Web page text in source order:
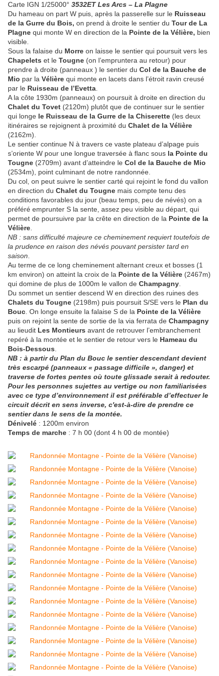
Carte IGN 1/25000° 3532ET Les Arcs – La Plagne
Du hameau on part W puis, après la passerelle sur le Ruisseau
de la Gurre du Bois, on prend à droite le sentier du Tour de La
Plagne qui monte W en direction de la Pointe de la Vélière, bien
visible.
Sous la falaise du Morre on laisse le sentier qui poursuit vers les
Chapelets et le Tougne (on l’empruntera au retour) pour
prendre à droite (panneaux ) le sentier du Col de la Bauche de
Mio par la Vélière qui monte en lacets dans l’étroit ravin creusé
par le Ruisseau de l’Evetta
A la côte 1930m (panneaux) on poursuit à droite en direction du
Chalet du Tovet (2120m) plutôt que de continuer sur le sentier
qui longe le Ruisseau de la Gurre de la Chiserette (les deux
itinéraires se rejoignent à proximité du Chalet de la Vélière
(2162m).
Le sentier continue N à travers ce vaste plateau d’alpage puis
s’oriente W pour une longue traversée à flanc sous la Pointe du
Tougne (2709m) avant d’atteindre le Col de la Bauche de Mio
(2534m), point culminant de notre randonnée.
Du col, on peut suivre le sentier carté qui rejoint le fond du vallon
en direction du Chalet du Tougne mais compte tenu des
conditions favorables du jour (beau temps, peu de névés) on a
préféré emprunter S la sente, assez peu visible au départ, qui
permet de poursuivre par la crête en direction de la Pointe de la
Vélière
NB : sans difficulté majeure ce cheminement requiert toutefois de
la prudence en raison des névés pouvant persister tard en
saison
Au terme de ce long cheminement alternant creux et bosses (1
km environ) on atteint la croix de la Pointe de la Vélière (2467m)
qui domine de plus de 1000m le vallon de Champagny
Du sommet un sentier descend W en direction des ruines des
Chalets du Tougne (2198m) puis poursuit S/SE vers le Plan du
Bouc . On longe ensuite la falaise S de la Pointe de la Vélière
puis on rejoint la sente de sortie de la via ferrata de Champagny
au lieudit Les Montieurs avant de retrouver l’embranchement
repéré à la montée et le sentier de retour vers le Hameau du
Bois-Dessous
NB : à partir du Plan du Bouc le sentier descendant devient
très escarpé (panneaux « passage difficile », danger) et
traverse de fortes pentes où toute glissade serait à redouter.
Pour les personnes sujettes au vertige ou non familiarisées
avec ce type d’environnement il est préférable d’effectuer le
circuit décrit en sens inverse, c'est-à-dire de prendre ce
sentier dans le sens de la montée.
Dénivelé : 1200m environ
Temps de marche : 7 h 00 (dont 4 h 00 de montée)